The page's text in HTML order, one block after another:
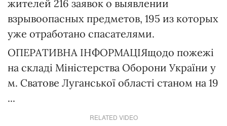
жителей 216 заявок о выявлении
взрывоопасных предметов, 195 из которых
уже отработано спасателями.
ОПЕРАТИВНА ІНФОРМАЦІЯщодо пожежі
на складі Міністерства Оборони України у
м. Сватове Луганської області станом на 19
...
RELATED VIDEO